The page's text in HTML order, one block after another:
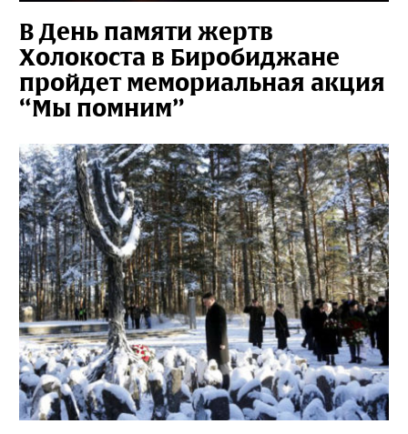
В День памяти жертв
Холокоста в Биробиджане
пройдет мемориальная акция
“Мы помним”